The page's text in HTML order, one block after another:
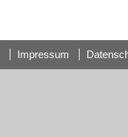
Impressum